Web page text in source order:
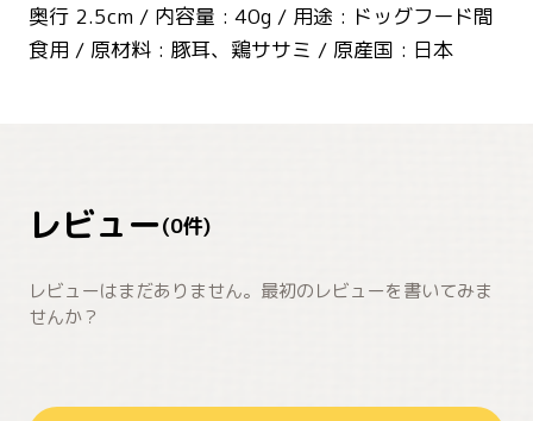
奥行 2.5cm / 内容量 : 40g / 用途 : ドッグフード間
食用 / 原材料 : 豚耳、鶏ササミ / 原産国 : 日本
レビュー(0件)
レビューはまだありません。最初のレビューを書いてみま
せんか？